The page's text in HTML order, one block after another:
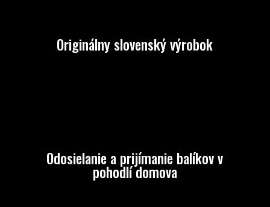
Originálny slovenský výrobok
Odosielanie a prijímanie balíkov v
pohodlí domova